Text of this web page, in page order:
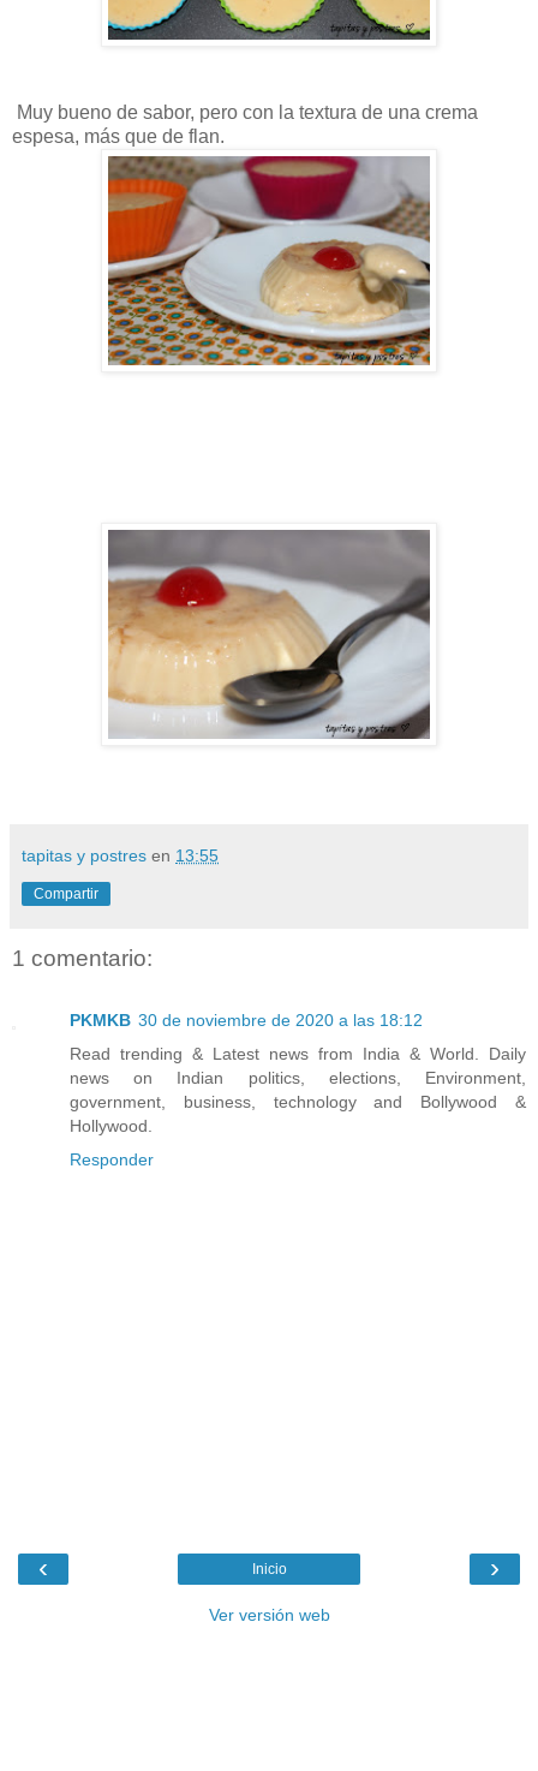
Muy bueno de sabor, pero con la textura de una crema
espesa, más que de flan.
tapitas y postres en 13:55
Compartir
1 comentario:
PKMKB 30 de noviembre de 2020 a las 18:12
Read trending & Latest news from India & World. Daily
news on Indian politics, elections, Environment,
government, business, technology and Bollywood &
Hollywood.
Responder
‹ ›
Inicio
Ver versión web